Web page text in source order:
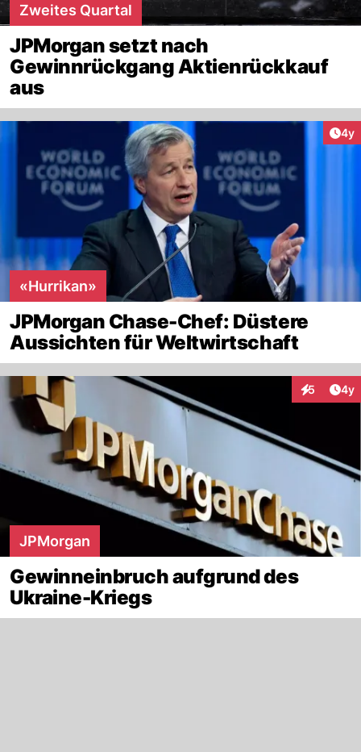
Zweites Quartal
JPMorgan setzt nach
Gewinnrückgang Aktienrückkauf
aus
4y
«Hurrikan»
JPMorgan Chase-Chef: Düstere
Aussichten für Weltwirtschaft
5 4y
JPMorgan
Gewinneinbruch aufgrund des
Ukraine-Kriegs